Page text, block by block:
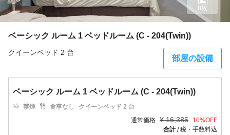
ベーシック ルーム 1 ベッドルーム (C - 204(Twin))
クイーンベッド 2 台
部屋の設備
8枚
ベーシック ルーム 1 ベッドルーム (C - 204(Twin))
禁煙 食事なし
クイーンベッド 2 台
通常価格 ¥ 16,385 10%OFF
合計/税・手数料込